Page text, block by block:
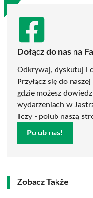
Dołącz do nas na
Odkrywaj, dyskutuj i
Przyłącz się do
gdzie możesz
wydarzeniach w
liczy - polub naszą
Polub nas!
Zobacz Także